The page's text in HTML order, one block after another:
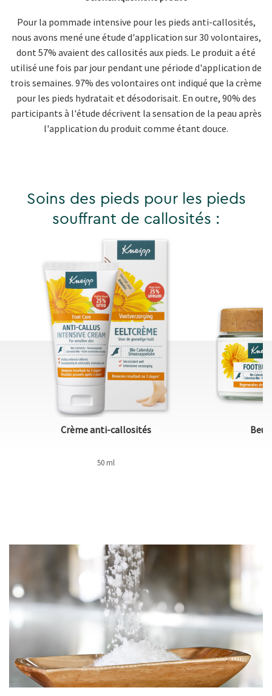
Pour la pommade intensive pour les pieds anti-callosités,
nous avons mené une étude d'application sur 30 volontaires,
dont 57% avaient des callosités aux pieds. Le produit a été
utilisé une fois par jour pendant une période d'application de
trois semaines. 97% des volontaires ont indiqué que la crème
pour les pieds hydratait et désodorisait. En outre, 90% des
participants à l'étude décrivent la sensation de la peau après
l'application du produit comme étant douce.
Soins des pieds pour les pieds
souffrant de callosités :
Crème anti-callosités
50 ml